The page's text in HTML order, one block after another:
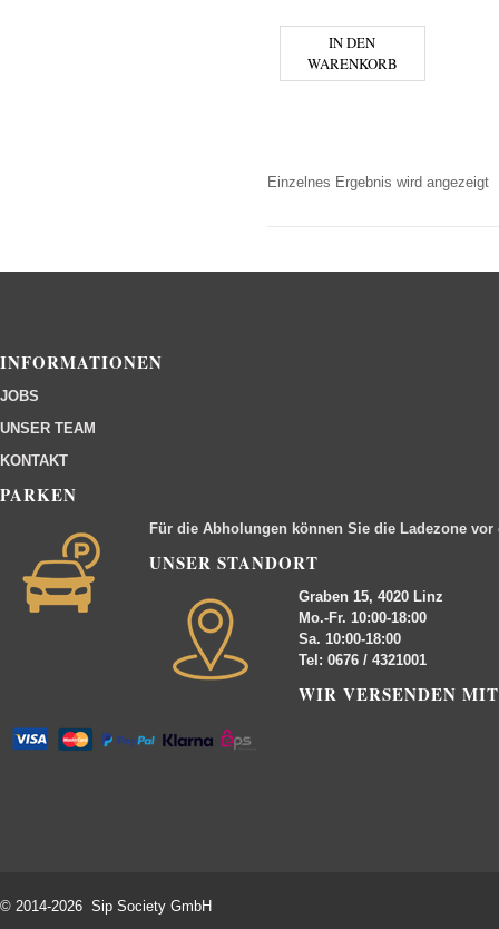
IN DEN
WARENKORB
Einzelnes Ergebnis wird angezeigt
INFORMATIONEN
JOBS
UNSER TEAM
KONTAKT
PARKEN
Für die Abholungen können Sie die Ladezone
UNSER STANDORT
Graben 15, 4020 Linz
Mo.-Fr. 10:00-18:00
Sa. 10:00-18:00
Tel: 0676 / 4321001
WIR VERSENDEN
© 2014-2026 Sip Society GmbH